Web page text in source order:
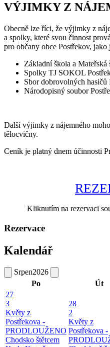
VÝJIMKY Z
Obecně lze říci, že výjimky z
a spolky, které svou činnost
pro občany obce Postřekov, jako
Základní škola a Mateřská
Spolky TJ SOKOL
Sbor dobrovolných hasičů
Národopisný soubor
Další výjimky z nájemného
tělocvičny.
Ceník je platný dnem účinnosti
Kliknutím na rezervaci
Rezervace
Kalendář
Srpen2026
Po
Út
27
3
Květy z
Postřekova -
PRODLOUŽENO
Chodsko štětcem
28
2
Květy z
Postřekova -